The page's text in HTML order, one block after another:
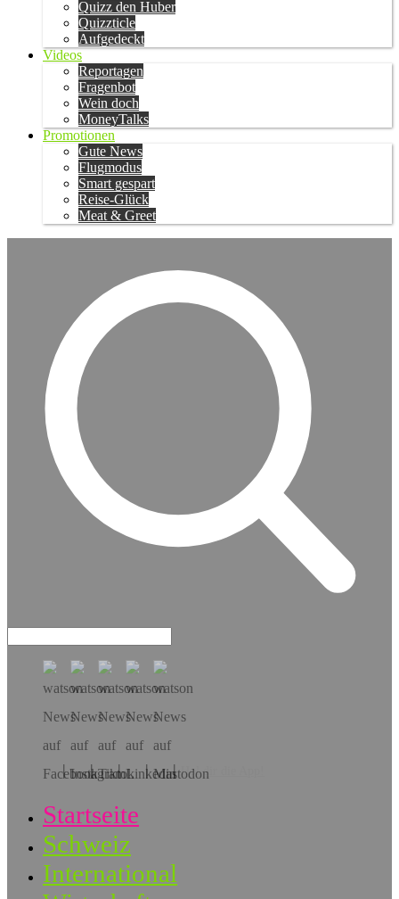
Quizz den Huber
Quizzticle
Aufgedeckt
Videos
Reportagen
Fragenbot
Wein doch
MoneyTalks
Promotionen
Gute News
Flugmodus
Smart gespart
Reise-Glück
Meat & Greet
Hol dir die App!
Startseite
Schweiz
International